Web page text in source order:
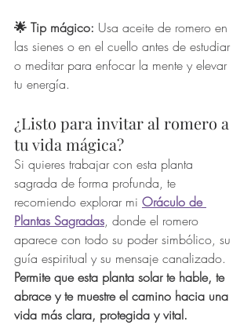
🌟 Tip mágico: Usa aceite de romero en
las sienes o en el cuello antes de estudiar
o meditar para enfocar la mente y elevar
tu energía.
¿Listo para invitar al romero a
tu vida mágica?
Si quieres trabajar con esta planta
sagrada de forma profunda, te
recomiendo explorar mi Oráculo de
Plantas Sagradas, donde el romero
aparece con todo su poder simbólico, su
guía espiritual y su mensaje canalizado.
Permite que esta planta solar te hable, te
abrace y te muestre el camino hacia una
vida más clara, protegida y vital.